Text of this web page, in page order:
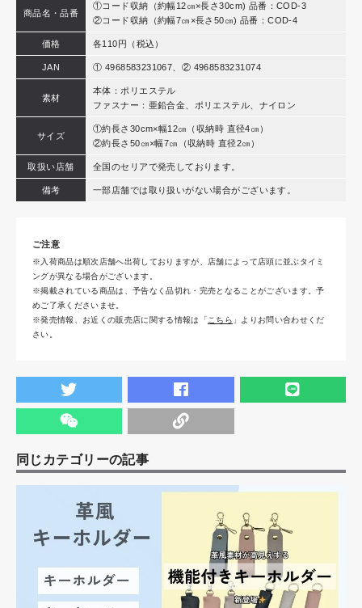
商品名・品番
①コード収納（約幅12㎝×長さ30cm) 品番：COD-3
②コード収納（約幅7㎝×長さ50㎝) 品番：COD-4
価格 各110円（税込）
JAN ① 4968583231067、② 4968583231074
素材
本体：ポリエステル
ファスナー：亜鉛合金、ポリエステル、ナイロン
サイズ
①約長さ30cm×幅12㎝（収納時 直径4㎝）
②約長さ50㎝×幅7㎝（収納時 直径2㎝）
取扱い店舗 全国のセリアで発売しております。
備考 一部店舗では取り扱いがない場合がございます。
ご注意
※入荷商品は順次店舗へ出荷しておりますが、店舗によって店頭に並ぶタイミ
ングが異なる場合がございます。
※掲載されている商品は、予告なく品切れ・完売となることがございます。予
めご了承くださいませ。
※発売情報、お近くの販売店に関する情報は「 こちら 」よりお問い合わせくだ
さい。
同じカテゴリーの記事